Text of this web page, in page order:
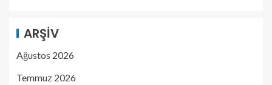
ARŞIV
Ağustos 2026
Temmuz 2026